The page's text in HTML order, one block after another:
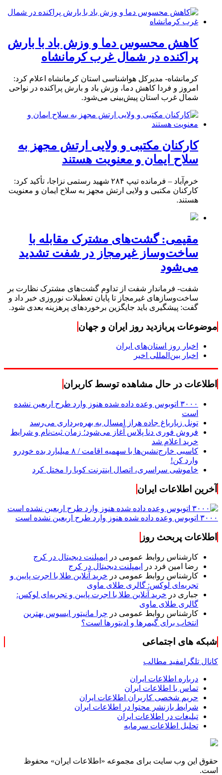
کاهش محسوس دما و وزش باد با بارش
پراکنده در شمال غرب کرمانشاه
کرمانشاه- مدیرکل هواشناسی استان کرمانشاه اعلام کرد:
امروز و فردا کاهش دما، وزش باد و بارش پراکنده در نواحی
شمال غرب استان پیش‌بینی می‌شود.
کارکنان مکتبی و ولایی ارتش مجهز به
سلاح ایمان و معنویت هستند
خرم‌آباد – فرمانده تیپ ۲۸۴ شهید رستمی نزاجا، تأکید کرد:
کارکنان مکتبی و ولایی ارتش مجهز به سلاح ایمان و معنویت
هستند.
مقیمی: گشت‌های مشترک مقابله با
ساخت‌وساز غیرمجاز در شفت تشدید
می‌شود
شفت- فرماندار شفت از تداوم گشت‌های مشترک نظارت بر
ساخت‌وسازهای غیرمجاز تا پایان تعطیلات نوروزی خبر داد و
گفت: پیشگیری باید جایگزین برخوردهای پرهزینه بعدی شود.
موضوعات پربازدید روز ایران و جهان
اخبار روز استان‌های ایران
اخبار بین‌المللی اخیر
اطلاعات در حال مشاهده توسط کاربران
۳۰۰۰ اتوبوس وعده داده شده هنوز وارد طرح اربعین نشده
است
تونل زیارباغ جاده هراز امسال به بهره‌برداری می‌رسد
فروش فوری دنا پلاس آغاز می‌شود؛ زمان ثبت‌نام و شرایط
خرید اعلام شد
کاسبی خارج‌نشین‌ها با سهمیه اقامت / ۸ میلیارد بده خودرو
وارد کن!
خاموشی سراسری، اتصال اینترنت کوبا را مختل کرد
آخرین اطلاعات ایران
۳۰۰۰ اتوبوس وعده داده شده هنوز وارد طرح اربعین نشده است
اطلاعات پربحث روز
کارشناس روابط عمومی در
ایمپلنت دیجیتال در کرج
رضا امین فرد در
ایمپلنت دیجیتال در کرج
کارشناس روابط عمومی در خرید آنلاین طلا با اجرت پایین و
تجربه‌ای لوکس: گالری طلای ماوی
جباری در خرید آنلاین طلا با اجرت پایین و تجربه‌ای لوکس:
گالری طلای ماوی
کارشناس روابط عمومی در چرا مانیتور ایسوس بهترین
انتخاب برای گیمرها و ادیتورها است؟
شبکه های اجتماعی
کانال تلگرامفید مطالب
درباره اطلاعات ایران
تماس با اطلاعات ایران
حریم شخصی کاربران اطلاعات ایران
شرایط بازنشر محتوا در اطلاعات ایران
تبلیغات در اطلاعات ایران
تحلیل اطلاعات سرمایه
حقوق این وب سایت برای مجموعه «اطلاعات‌ ایران» محفوظ
است.